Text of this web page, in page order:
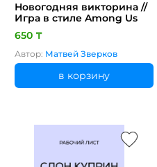
Новогодняя викторина //
Игра в стиле Among Us
650 ₸
Автор: Матвей Зверков
в корзину